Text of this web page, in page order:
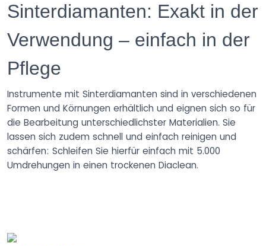
Sinterdiamanten: Exakt in der
Verwendung – einfach in der
Pflege
Instrumente mit Sinterdiamanten sind in verschiedenen
Formen und Körnungen erhältlich und eignen sich so für
die Bearbeitung unterschiedlichster Materialien. Sie
lassen sich zudem schnell und einfach reinigen und
schärfen: Schleifen Sie hierfür einfach mit 5.000
Umdrehungen in einen trockenen Diaclean.